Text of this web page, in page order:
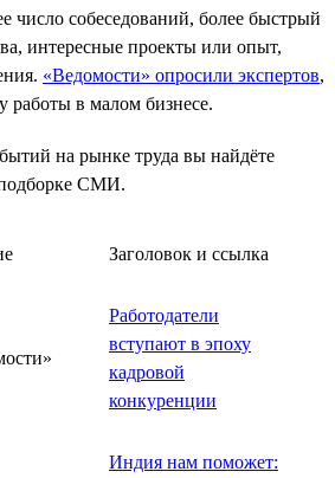
число собеседований, более быстрый
интересные проекты или опыт,
«Ведомости» опросили экспертов,
работы в малом бизнесе.
на рынке труда вы найдёте
СМИ.
Заголовок и ссылка
Работодатели
вступают в эпоху
кадровой
конкуренции
Индия нам поможет: